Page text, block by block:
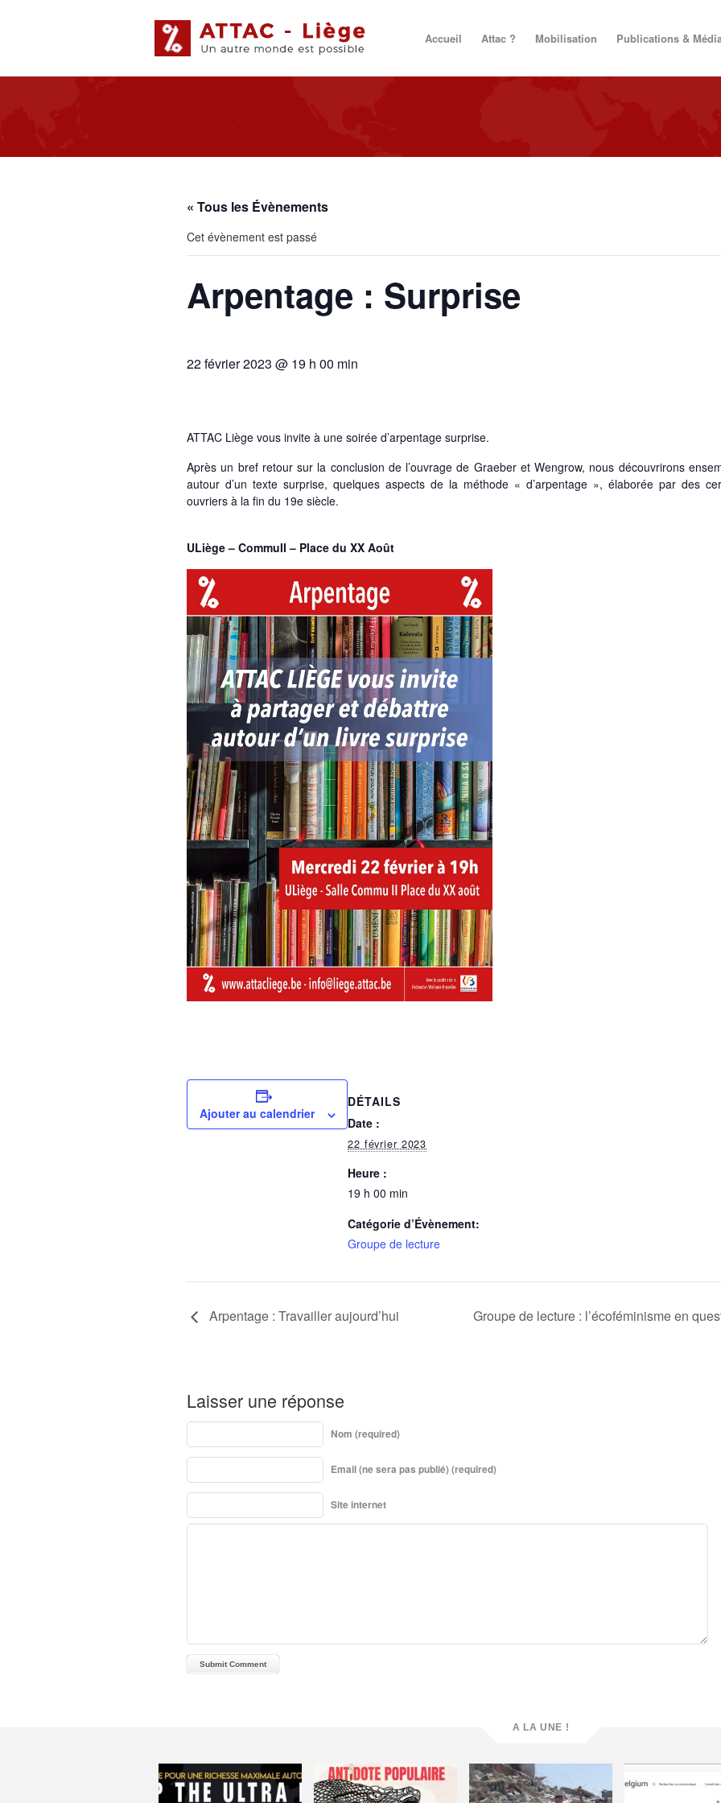
Accueil Attac ? Mobilisation Publications &
« Tous les Évènements
Cet évènement est passé
Arpentage : Surprise
22 février 2023 @ 19 h 00 min
ATTAC Liège vous invite à une soirée d’arpentage surprise.
Après un bref retour sur la conclusion de l’ouvrage de Graeber et Wengrow, nous découvrirons
autour d’un texte surprise, quelques aspects de la méthode « d’arpentage », élaborée par des
ouvriers à la fin du 19e siècle.
ULiège – CommuII – Place du XX Août
Ajouter au calendrier
DÉTAILS
Date :
22 février 2023
Heure :
19 h 00 min
Catégorie d’Évènement:
Groupe de lecture
Arpentage : Travailler aujourd’hui Groupe de lecture : l’écoféminisme en
Laisser une réponse
Nom (required)
Email (ne sera pas publié) (required)
Site internet
A LA UNE !